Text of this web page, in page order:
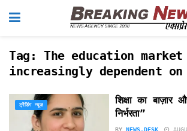
Tag: The education
increasingly dependent on
ट्रेंडिंग न्यूज़
शिक्षा का बाज़ार
निर्भरता”
BY NEWS-DESK